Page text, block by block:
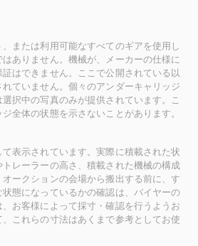
または利用可能なすべてのギアを使用し
ありません。機械が、メーカーの仕様に
はできません。ここで公開されている以
ていません。個々のアンダーキャリッジ
択中の写真のみが提供されています。こ
全体の状態を示さないことがあります。
表示されています。実際に積載された状
レーラーの高さ、積載された機械の構成
ークションの会場から搬出する前に、す
態になっているかの確認は、バイヤーの
お客様によって採寸・確認を行うようお
これらの寸法はあくまで参考としてお使